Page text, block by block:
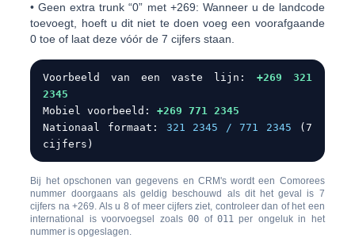
•Geen extra trunk “0” met +269: Wanneer u de landcode
toevoegt, hoeft u dit niet te doen voeg een voorafgaande
0 toe of laat deze vóór de 7 cijfers staan.
Voorbeeld van een vaste lijn: +269 321
2345
Mobiel voorbeeld:+269 771 2345
Nationaal formaat: 321 2345 / 771 2345 (7
cijfers)
Bij het opschonen van gegevens en CRM's wordt een Comorees
nummer doorgaans als geldig beschouwd als dit het geval is 7
cijfers na +269. Als u 8 of meer cijfers ziet, controleer dan of het een
international is voorvoegsel zoals00 of 011per ongeluk in het
nummer is opgeslagen.